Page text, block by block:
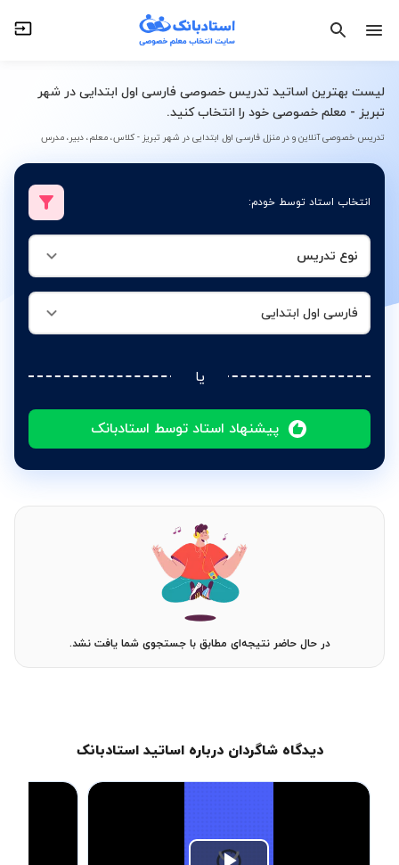
لیست بهترین اساتید تدریس خصوصی فارسی اول ابتدایی در شهر
تبریز - معلم خصوصی خود را انتخاب کنید.
تدریس خصوصی آنلاین و در منزل فارسی اول ابتدایی در شهر تبریز - کلاس، معلم، دبیر، مدرس
انتخاب استاد توسط خودم:
نوع تدریس
فارسی اول ابتدایی
یا
پیشنهاد استاد توسط استادبانک
فارسی اول ابتدایی
در حال حاضر نتیجه‌ای مطابق با جستجوی شما یافت نشد.
دیدگاه شاگردان درباره اساتید استادبانک